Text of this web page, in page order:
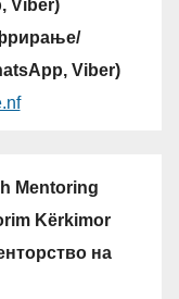
Viber)
Viber)
Mentoring
Kërkimor
на